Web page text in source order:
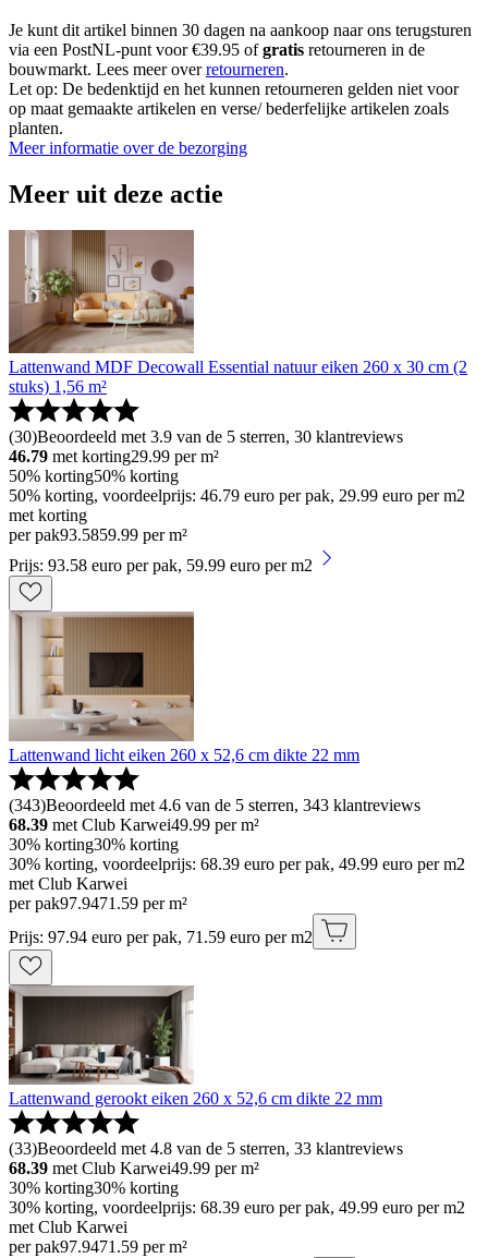
Je kunt dit artikel binnen 30 dagen na aankoop naar ons terugsturen
via een PostNL-punt voor €39.95 ofgratis retourneren in de
bouwmarkt. Lees meer overretourneren.
Let op: De bedenktijd en het kunnen retourneren gelden niet voor
op maat gemaakte artikelen en verse/ bederfelijke artikelen zoals
planten.
Meer informatie over de bezorging
Meer uit deze actie
Lattenwand MDF Decowall Essential natuur eiken 260 x 30 cm (2
stuks) 1,56 m²
(30)Beoordeeld met 3.9 van de 5 sterren, 30 klantreviews
46.79 met korting29.99 per m²
50% korting50% korting
50% korting, voordeelprijs: 46.79 euro per pak, 29.99 euro per m2
met korting
per pak93.5859.99 per m²
Prijs: 93.58 euro per pak, 59.99 euro per m2
Lattenwand licht eiken 260 x 52,6 cm dikte 22 mm
(343)Beoordeeld met 4.6 van de 5 sterren, 343 klantreviews
68.39 met Club Karwei49.99 per m²
30% korting30% korting
30% korting, voordeelprijs: 68.39 euro per pak, 49.99 euro per m2
met Club Karwei
per pak97.9471.59 per m²
Prijs: 97.94 euro per pak, 71.59 euro per m2
Lattenwand gerookt eiken 260 x 52,6 cm dikte 22 mm
(33)Beoordeeld met 4.8 van de 5 sterren, 33 klantreviews
68.39 met Club Karwei49.99 per m²
30% korting30% korting
30% korting, voordeelprijs: 68.39 euro per pak, 49.99 euro per m2
met Club Karwei
per pak97.9471.59 per m²